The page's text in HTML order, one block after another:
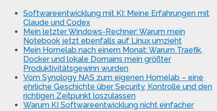
Softwareentwicklung mit KI: Meine Erfahrungen mit
Claude und Codex
Mein letzter Windows-Rechner: Warum mein
Notebook jetzt ebenfalls auf Linux umzieht
Mein Homelab nach einem Monat: Warum Traefik,
Docker und lokale Domains mein größter
Produktivitätsgewinn wurden
Vom Synology NAS zum eigenen Homelab – eine
ehrliche Geschichte über Security, Kontrolle und den
richtigen Zeitpunkt loszulassen
Warum KI Softwareentwicklung nicht einfacher